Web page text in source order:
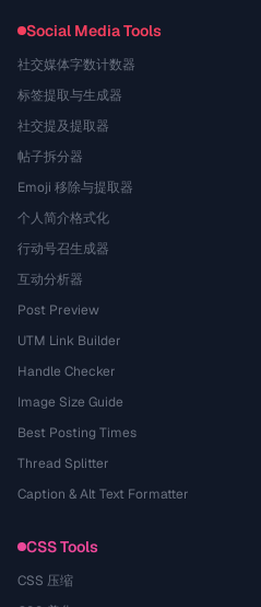
Social Media Tools
社交媒体字数计数器
标签提取与生成器
社交提及提取器
帖子拆分器
Emoji 移除与提取器
个人简介格式化
行动号召生成器
互动分析器
Post Preview
UTM Link Builder
Handle Checker
Image Size Guide
Best Posting Times
Thread Splitter
Caption & Alt Text Formatter
CSS Tools
CSS 压缩